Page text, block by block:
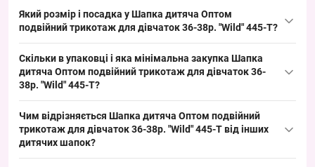
в торговій викладці, що сприяє швидкому обігу.
виконані з акрилу або бавовняного трикотажу з
універсальною для дитячого асортименту та стабільного
попиту.
Який розмір і посадка у Шапка дитяча Оптом
подвійний трикотаж для дівчаток 36-38р. "Wild" 445-T?
наймолодшого віку; посадка щільна та анатомічна для дітей
цього обхвату, що дозволяє легко комплектувати товари за
Скільки в упаковці і яка мінімальна закупка Шапка
дитяча Оптом подвійний трикотаж для дівчаток 36-
38р. "Wild" 445-T?
упаковка. Формат упаковки дозволяє швидко комплектувати
товарні позиції для ринків і роздрібних точок, а також оптимізує
Чим відрізняється Шапка дитяча Оптом подвійний
трикотаж для дівчаток 36-38р. "Wild" 445-T від інших
дитячих шапок?